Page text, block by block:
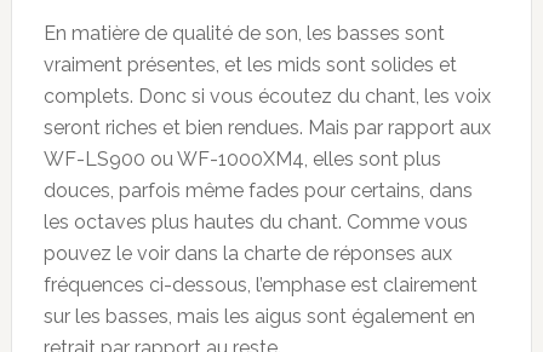
En matière de qualité de son, les basses sont
vraiment présentes, et les mids sont solides et
complets. Donc si vous écoutez du chant, les voix
seront riches et bien rendues. Mais par rapport aux
WF-LS900 ou WF-1000XM4, elles sont plus
douces, parfois même fades pour certains, dans
les octaves plus hautes du chant. Comme vous
pouvez le voir dans la charte de réponses aux
fréquences ci-dessous, l’emphase est clairement
sur les basses, mais les aigus sont également en